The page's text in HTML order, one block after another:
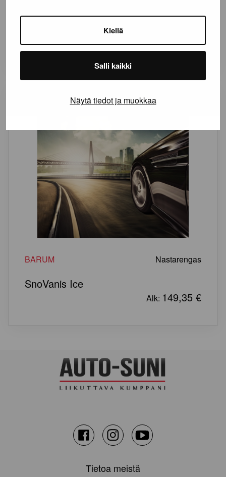
Kiellä
Salli kaikki
Näytä tiedot ja muokkaa
POLARIS NORTH 6
Alk:123,87€
BARUM Nastarengas
SnoVanis Ice
Alk: 149,35 €
FacebookInstagramYoutube
Tietoa meistä